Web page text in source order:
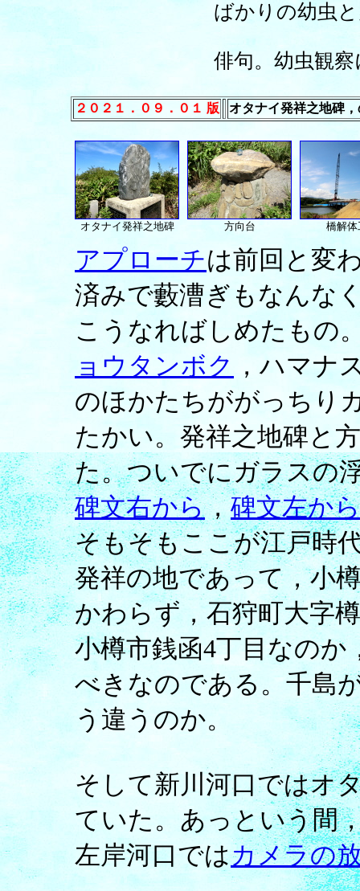
ばかりの幼虫
俳句。幼虫観
２０２１．０９．０１ 版 オタナイ発祥之地碑
オタナイ発祥之地碑 方向台 橋解体
アプローチは前回と変
済みで藪漕ぎもなんな
こうなればしめたもの
ョウタンボク ，ハマナ
のほかたちががっちり
たかい。発祥之地碑と
た。ついでにガラスの
碑文右から，碑文左から
そもそもここが江戸時
発祥の地であって，小
かわらず，石狩町大字
小樽市銭函4丁目なの
べきなのである。千島
う違うのか。
そして新川河口ではオ
ていた。あっという間
左岸河口ではカメラの